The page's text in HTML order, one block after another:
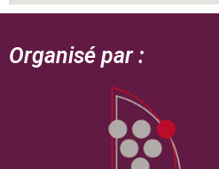
Organisé par :